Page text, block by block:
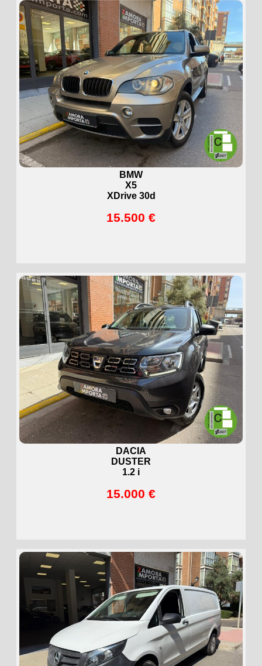
BMW
X5
XDrive 30d
15.500 €
DACIA
DUSTER
1.2 i
15.000 €